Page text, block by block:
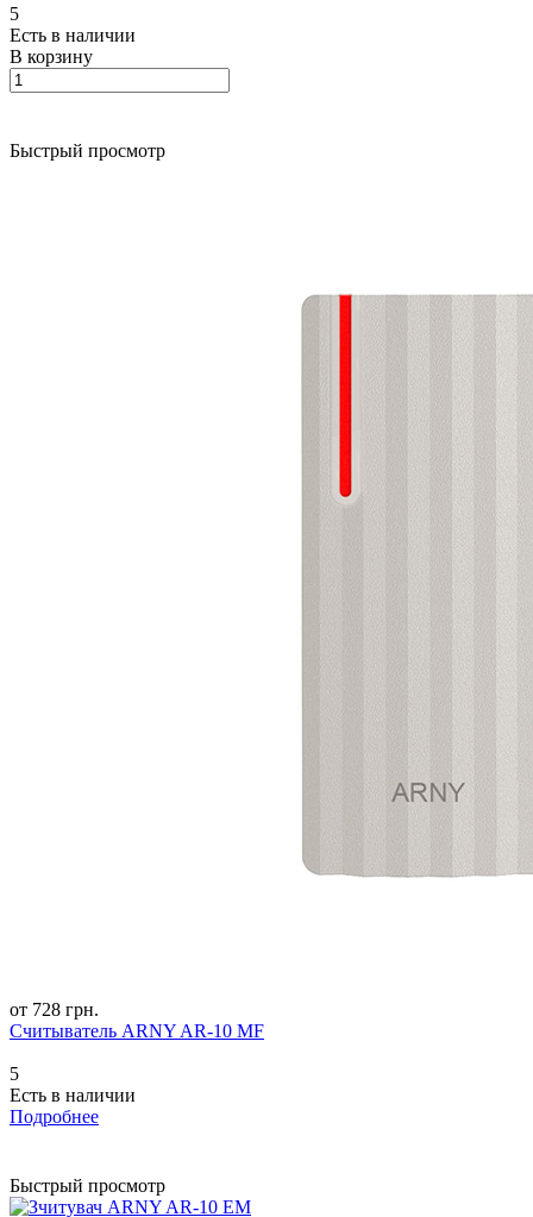
5
Есть в наличии
В корзину
Быстрый просмотр
от 728 грн.
Считыватель ARNY AR-10 MF
5
Есть в наличии
Подробнее
Быстрый просмотр